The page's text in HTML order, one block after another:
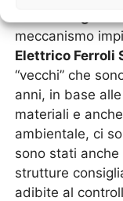
meccanismo
Elettrico Ferroli
“vecchi” che
anni, in base
materiali e
ambientale, ci
sono stati
strutture
adibite al